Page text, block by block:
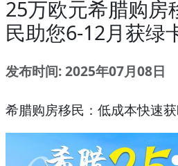
25万欧元希腊购房
民助您6-12月获绿
发布时间: 2025年07月08日
希腊购房移民：低成本快速